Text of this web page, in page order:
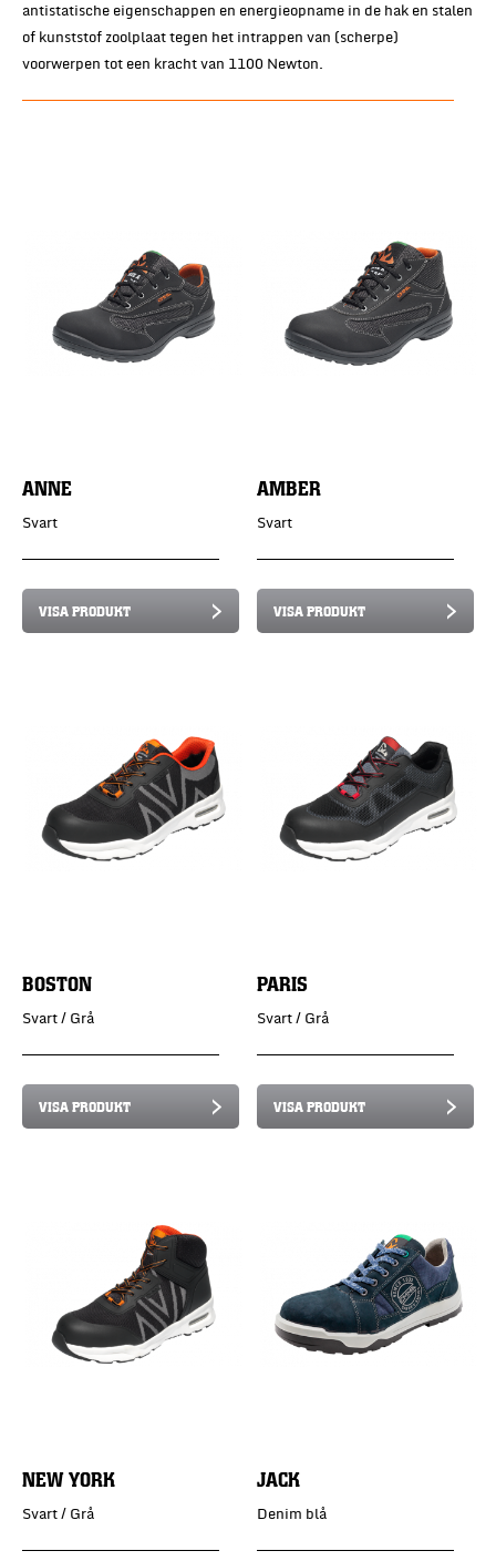
antistatische eigenschappen en energieopname in de hak en stalen
of kunststof zoolplaat tegen het intrappen van (scherpe)
voorwerpen tot een kracht van 1100 Newton.
ANNE
Svart
VISA PRODUKT
AMBER
Svart
VISA PRODUKT
BOSTON
Svart / Grå
VISA PRODUKT
PARIS
Svart / Grå
VISA PRODUKT
NEW YORK
Svart / Grå
JACK
Denim blå